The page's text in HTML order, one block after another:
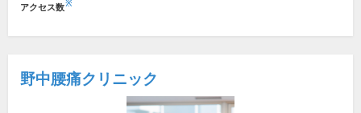
アクセス数※
野中腰痛クリニック